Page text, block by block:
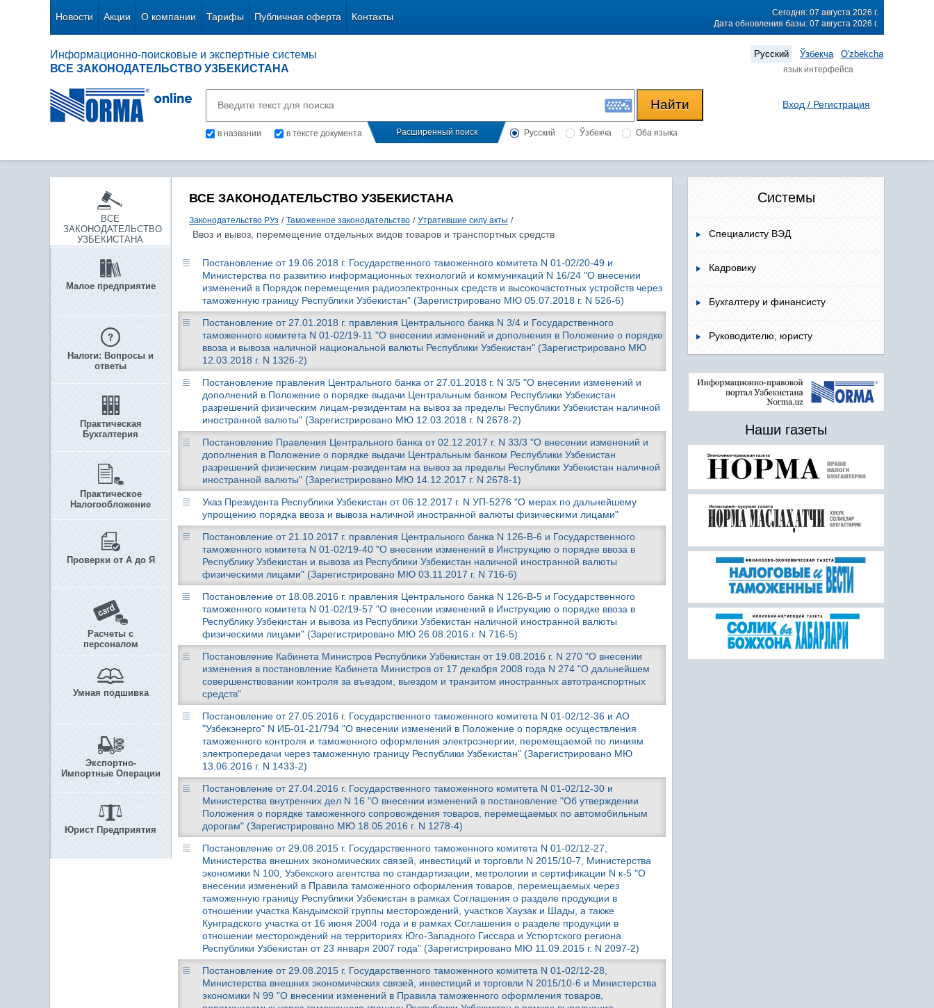
Новости Акции О компании Тарифы Публичная оферта Контакты
Сегодня: 07 августа 2026 г.
Дата обновления базы: 07 августа 2026 г.
Информационно-поисковые и экспертные системы
ВСЕ ЗАКОНОДАТЕЛЬСТВО УЗБЕКИСТАНА
Русский Ўзбекча O'zbekcha
язык интерфейса
в названии в тексте документа Расширенный поиск Русский Ўзбекча Оба языка
Вход / Регистрация
ВСЕ
ЗАКОНОДАТЕЛЬСТВО
УЗБЕКИСТАНА
Малое предприятие
Налоги: Вопросы и
ответы
Практическая
Бухгалтерия
Практическое
Налогообложение
Проверки от А до Я
Расчеты с
персоналом
Умная подшивка
Экспортно-
Импортные Операции
Юрист Предприятия
ВСЕ ЗАКОНОДАТЕЛЬСТВО УЗБЕКИСТАНА
Законодательство РУз / Таможенное законодательство / Утратившие силу акты /
Ввоз и вывоз, перемещение отдельных видов товаров и транспортных средств
Постановление от 19.06.2018 г. Государственного таможенного комитета N 01-02/20-49 и
Министерства по развитию информационных технологий и коммуникаций N 16/24 "О внесении
изменений в Порядок перемещения радиоэлектронных средств и высокочастотных устройств через
таможенную границу Республики Узбекистан" (Зарегистрировано МЮ 05.07.2018 г. N 526-6)
Постановление от 27.01.2018 г. правления Центрального банка N 3/4 и Государственного
таможенного комитета N 01-02/19-11 "О внесении изменений и дополнения в Положение о порядке
ввоза и вывоза наличной национальной валюты Республики Узбекистан" (Зарегистрировано МЮ
12.03.2018 г. N 1326-2)
Постановление правления Центрального банка от 27.01.2018 г. N 3/5 "О внесении изменений и
дополнений в Положение о порядке выдачи Центральным банком Республики Узбекистан
разрешений физическим лицам-резидентам на вывоз за пределы Республики Узбекистан наличной
иностранной валюты" (Зарегистрировано МЮ 12.03.2018 г. N 2678-2)
Постановление Правления Центрального банка от 02.12.2017 г. N 33/3 "О внесении изменений и
дополнения в Положение о порядке выдачи Центральным банком Республики Узбекистан
разрешений физическим лицам-резидентам на вывоз за пределы Республики Узбекистан наличной
иностранной валюты" (Зарегистрировано МЮ 14.12.2017 г. N 2678-1)
Указ Президента Республики Узбекистан от 06.12.2017 г. N УП-5276 "О мерах по дальнейшему
упрощению порядка ввоза и вывоза наличной иностранной валюты физическими лицами"
Постановление от 21.10.2017 г. правления Центрального банка N 126-В-6 и Государственного
таможенного комитета N 01-02/19-40 "О внесении изменений в Инструкцию о порядке ввоза в
Республику Узбекистан и вывоза из Республики Узбекистан наличной иностранной валюты
физическими лицами" (Зарегистрировано МЮ 03.11.2017 г. N 716-6)
Постановление от 18.08.2016 г. правления Центрального банка N 126-В-5 и Государственного
таможенного комитета N 01-02/19-57 "О внесении изменений в Инструкцию о порядке ввоза в
Республику Узбекистан и вывоза из Республики Узбекистан наличной иностранной валюты
физическими лицами" (Зарегистрировано МЮ 26.08.2016 г. N 716-5)
Постановление Кабинета Министров Республики Узбекистан от 19.08.2016 г. N 270 "О внесении
изменения в постановление Кабинета Министров от 17 декабря 2008 года N 274 "О дальнейшем
совершенствовании контроля за въездом, выездом и транзитом иностранных автотранспортных
средств"
Постановление от 27.05.2016 г. Государственного таможенного комитета N 01-02/12-36 и АО
"Узбекэнерго" N ИБ-01-21/794 "О внесении изменений в Положение о порядке осуществления
таможенного контроля и таможенного оформления электроэнергии, перемещаемой по линиям
электропередачи через таможенную границу Республики Узбекистан" (Зарегистрировано МЮ
13.06.2016 г. N 1433-2)
Постановление от 27.04.2016 г. Государственного таможенного комитета N 01-02/12-30 и
Министерства внутренних дел N 16 "О внесении изменений в постановление "Об утверждении
Положения о порядке таможенного сопровождения товаров, перемещаемых по автомобильным
дорогам" (Зарегистрировано МЮ 18.05.2016 г. N 1278-4)
Постановление от 29.08.2015 г. Государственного таможенного комитета N 01-02/12-27,
Министерства внешних экономических связей, инвестиций и торговли N 2015/10-7, Министерства
экономики N 100, Узбекского агентства по стандартизации, метрологии и сертификации N к-5 "О
внесении изменений в Правила таможенного оформления товаров, перемещаемых через
таможенную границу Республики Узбекистан в рамках Соглашения о разделе продукции в
отношении участка Кандымской группы месторождений, участков Хаузак и Шады, а также
Кунградского участка от 16 июня 2004 года и в рамках Соглашения о разделе продукции в
отношении месторождений на территориях Юго-Западного Гиссара и Устюртского региона
Республики Узбекистан от 23 января 2007 года" (Зарегистрировано МЮ 11.09.2015 г. N 2097-2)
Постановление от 29.08.2015 г. Государственного таможенного комитета N 01-02/12-28,
Министерства внешних экономических связей, инвестиций и торговли N 2015/10-6 и Министерства
экономики N 99 "О внесении изменений в Правила таможенного оформления товаров,
Системы
Специалисту ВЭД
Кадровику
Бухгалтеру и финансисту
Руководителю, юристу
Наши газеты